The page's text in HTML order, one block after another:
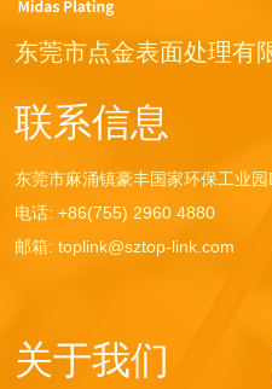
东莞市点金表面处理有
联系信息
东莞市麻涌镇豪丰国家环保工业
电话: +86(755) 2960 4880
邮箱: toplink@sztop-link.com
关于我们